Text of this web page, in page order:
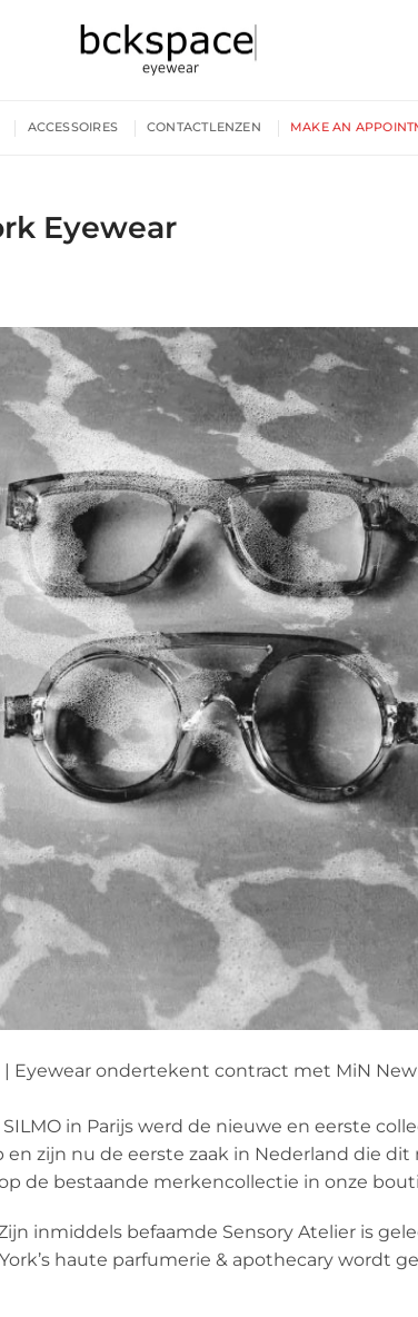
ACCESSOIRES CONTACTLENZEN MAKE AN
Eyewear
| Eyewear ondertekent contract met MiN New
in Parijs werd de nieuwe en eerste
zijn nu de eerste zaak in Nederland die dit
de bestaande merkencollectie in onze
inmiddels befaamde Sensory Atelier is
haute parfumerie & apothecary wordt